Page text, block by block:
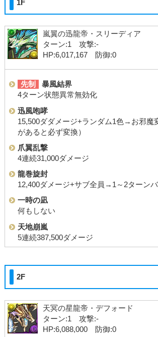
1F
嵐翼の迅龍帝・スリーディア
ターン:1 攻撃:-
HP:6,017,167 防御:0
先制
暴風結界
4ターン状態異常無効化
迅風咆哮
15,500ダダメージ+ランダム1色→お邪魔
があると必ず変換）
爪翼乱撃
4連続31,000ダメージ
龍巻旋封
12,400ダメージ+サブ全員→1～2ターン
一時の凪
何もしない
天地崩嵐
5連続387,500ダメージ
2F
天冥の星龍帝・デフォード
ターン:1 攻撃:-
HP:6,088,000 防御:0